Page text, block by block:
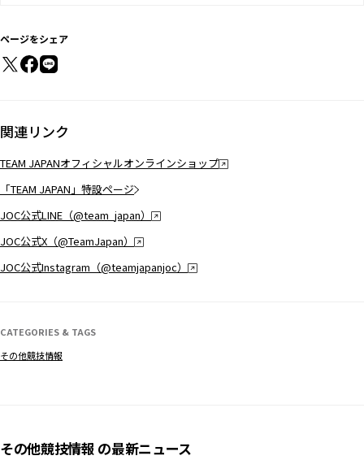
ページをシェア
関連リンク
TEAM JAPANオフィシャルオンラインショップ
「TEAM JAPAN」特設ページ
JOC公式LINE（@team_japan）
JOC公式X（@TeamJapan）
JOC公式Instagram（@teamjapanjoc）
CATEGORIES & TAGS
その他競技情報
その他競技情報 の最新ニュース